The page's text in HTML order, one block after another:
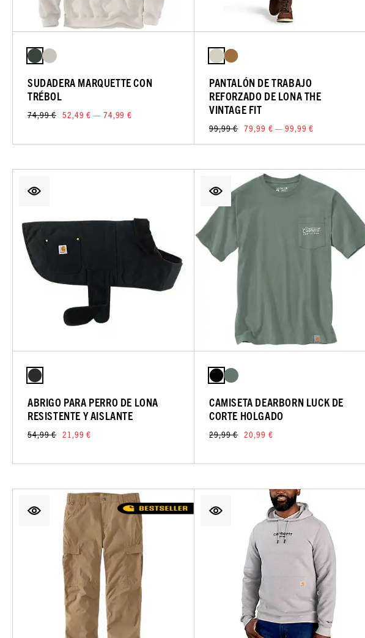
SUDADERA MARQUETTE CON
TRÉBOL
74,99 € 52,49 € — 74,99 €
PANTALÓN DE TRABAJO
REFORZADO DE LONA THE
VINTAGE FIT
99,99 € 79,99 € — 99,99 €
ABRIGO PARA PERRO DE LONA
RESISTENTE Y AISLANTE
54,99 € 21,99 €
CAMISETA DEARBORN LUCK DE
CORTE HOLGADO
29,99 € 20,99 €